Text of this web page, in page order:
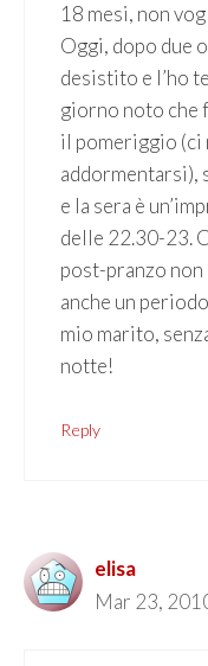
18 mesi, non
Oggi, dopo due
desistito e l’ho
giorno noto che
il pomeriggio (ci
addormentarsi),
e la sera è
delle 22.30-23.
post-pranzo
anche un
mio marito,
notte!
Reply
elisa
Mar 23,